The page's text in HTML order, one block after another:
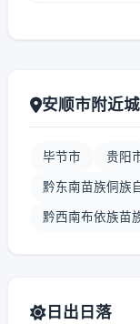
安顺市附近
毕节市 贵阳
黔东南苗族侗族
黔西南布依族苗
日出日落